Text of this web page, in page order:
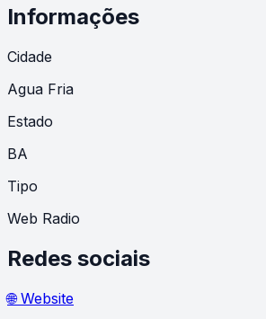
Informações
Cidade
Agua Fria
Estado
BA
Tipo
Web Radio
Redes sociais
🌐 Website